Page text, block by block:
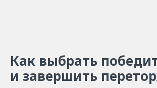
Как выбрать
и завершить